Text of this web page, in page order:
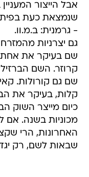
אבל הייצור
שנמצאת כעת
- גרמנית: ב.מ.וו.
גם יצרניות מהמזרח
שם בעיקר את
קרוזר. השם
שם גם קורולות.
קלות, בעיקר את
מכוניות בשנה. אם
האחרונות, הרי
שבאות לשם, רק